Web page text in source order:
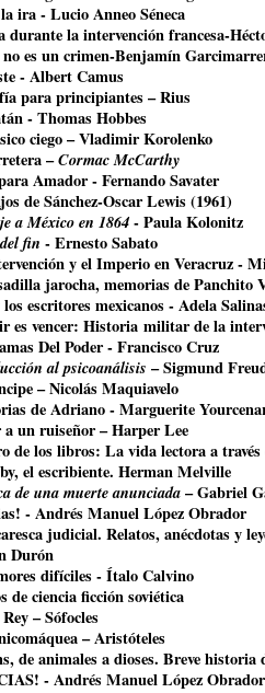
ira - Lucio Anneo Séneca
durante la intervención francesa-
es un crimen-Benjamín
- Albert Camus
para principiantes – Rius
- Thomas Hobbes
ciego – Vladimir Korolenko
–Cormac McCarthy
Amador - Fernando Savater
de Sánchez-Oscar Lewis (1961)
a México en 1864- Paula Kolonitz
fin - Ernesto Sabato
y el Imperio en Veracruz -
jarocha, memorias de Panchito
escritores mexicanos - Adela
es vencer: Historia militar de la
Del Poder - Francisco Cruz
al psicoanálisis – Sigmund
– Nicolás Maquiavelo
de Adriano - Marguerite
un ruiseñor – Harper Lee
de los libros: La vida lectora a
el escribiente. Herman Melville
de una muerte anunciada– Gabriel
- Andrés Manuel López Obrador
judicial. Relatos, anécdotas y
Durón
difíciles - Ítalo Calvino
de ciencia ficción soviética
– Sófocles
– Aristóteles
de animales a dioses. Breve
- Andrés Manuel López Obrador